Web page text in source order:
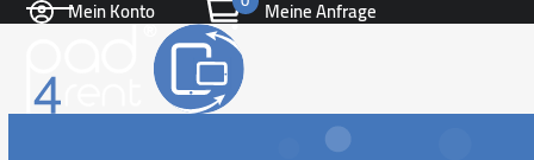
Skip
content
Mein Konto Meine Anfrage
Open
mobile
menu
Close
mobile
menu